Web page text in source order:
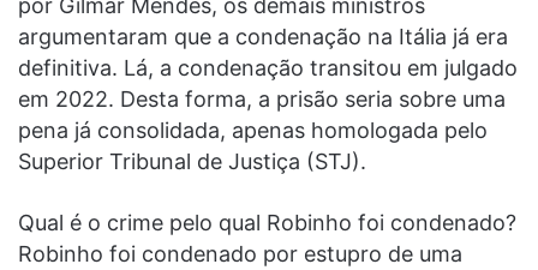
por Gilmar Mendes, os demais ministros
argumentaram que a condenação na Itália já era
definitiva. Lá, a condenação transitou em julgado
em 2022. Desta forma, a prisão seria sobre uma
pena já consolidada, apenas homologada pelo
Superior Tribunal de Justiça (STJ).
Qual é o crime pelo qual Robinho foi condenado?
Robinho foi condenado por estupro de uma